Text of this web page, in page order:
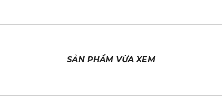
SẢN PHẨM VỪA XEM